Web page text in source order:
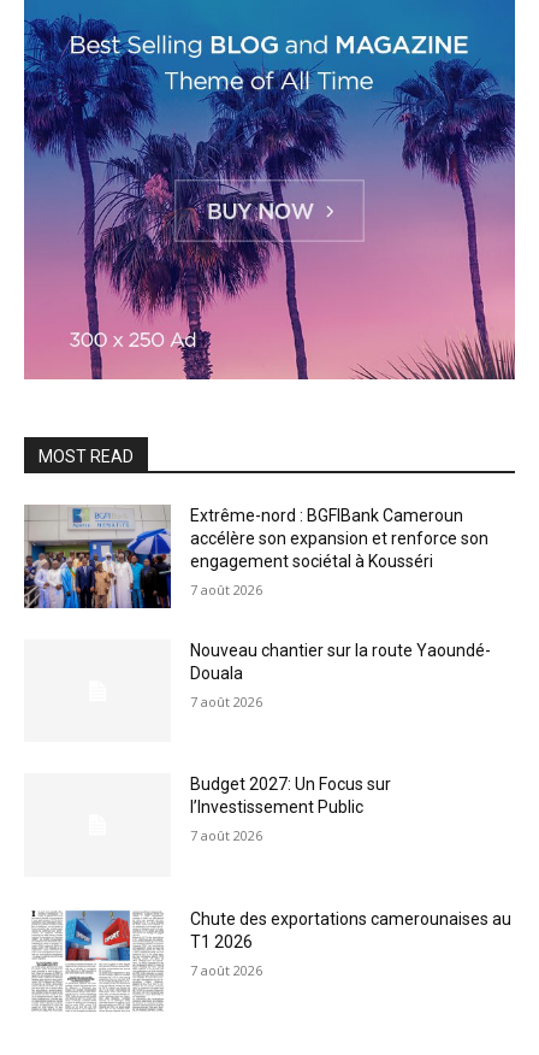
MOST READ
Extrême-nord : BGFIBank Cameroun
accélère son expansion et renforce son
engagement sociétal à Kousséri
7 août 2026
Nouveau chantier sur la route Yaoundé-
Douala
7 août 2026
Budget 2027: Un Focus sur
l’Investissement Public
7 août 2026
Chute des exportations camerounaises au
T1 2026
7 août 2026